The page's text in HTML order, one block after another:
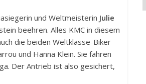
und Weltmeisterin Julie
beehren. Alles KMC in diesem
die beiden Weltklasse-Biker
und Hanna Klein. Sie fahren
Der Antrieb ist also gesichert,